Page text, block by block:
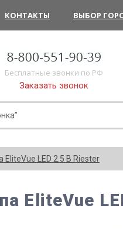
КОНТАКТЫ ВЫБОР
Бесплатные звонки по РФ
Заказать звонок
EliteVue LED 2.5 В Riester
EliteVue